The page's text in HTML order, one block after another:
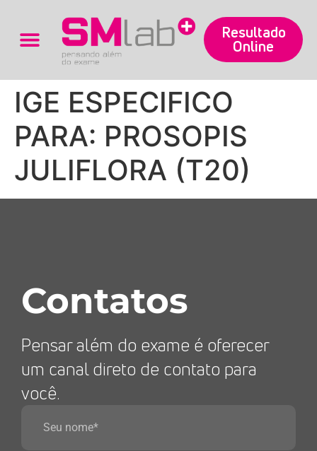
Resultado
Online
IGE ESPECIFICO
PARA: PROSOPIS
JULIFLORA (T20)
Contatos
Pensar além do exame é oferecer
um canal direto de contato para
você.